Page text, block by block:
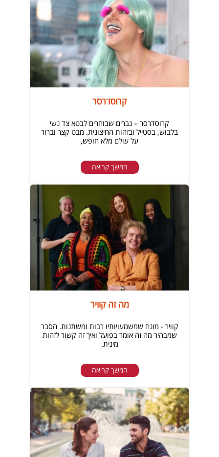
קרוסדרסר
קרוסדרסר – גברים שבוחרים לבטא צד נשי
בלבוש, בסטייל ובזהות החיצונית. מבט קצר וברור
על עולם מלא חופש,
המשך קריאה
מה זה קוויר
קוויר - מונח שמשמעויותיו רבות ומשתנות. הסבר
שמבהיר מה זה אומר בפועל ואיך זה קשור לזהות
מינית.
המשך קריאה